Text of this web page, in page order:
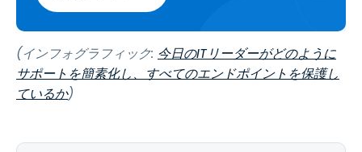
(インフォグラフィック: 今日のITリーダーがどのように
サポートを簡素化し、すべてのエンドポイントを保護し
ているか)